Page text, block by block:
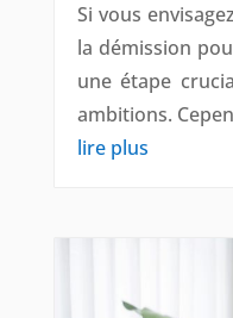
Si vous
la démission
une étape
ambitions.
lire plus